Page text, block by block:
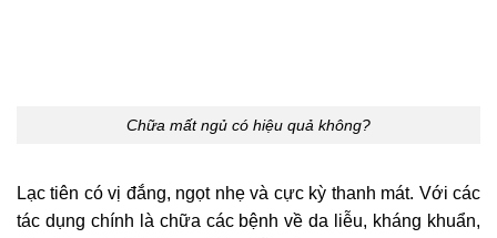
Chữa mất ngủ có hiệu quả không?
Lạc tiên có vị đắng, ngọt nhẹ và cực kỳ thanh mát. Với các
tác dụng chính là chữa các bệnh về da liễu, kháng khuẩn,